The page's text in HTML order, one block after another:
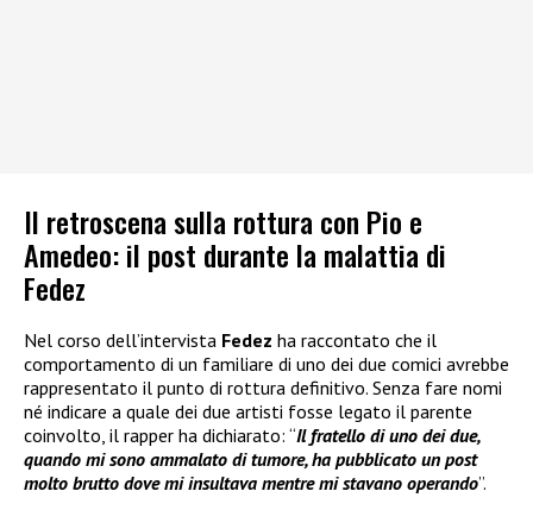
Il retroscena sulla rottura con Pio e
Amedeo: il post durante la malattia di
Fedez
Nel corso dell’intervista Fedez ha raccontato che il
comportamento di un familiare di uno dei due comici avrebbe
rappresentato il punto di rottura definitivo. Senza fare nomi
né indicare a quale dei due artisti fosse legato il parente
coinvolto, il rapper ha dichiarato: “Il fratello di uno dei due,
quando mi sono ammalato di tumore, ha pubblicato un post
molto brutto dove mi insultava mentre mi stavano operando”.